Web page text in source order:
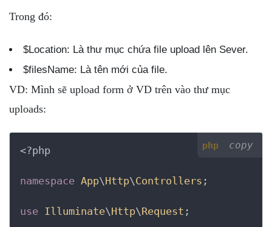
Trong đó:
$Location: Là thư mục chứa file upload lên Sever.
$filesName: Là tên mới của file.
VD: Mình sẽ upload form ở VD trên vào thư mục
uploads:
php copy
<?php
namespace App\Http\Controllers ;
use Illuminate\Http\Request ;